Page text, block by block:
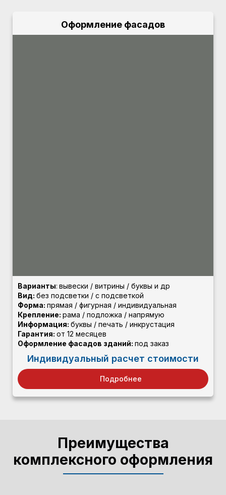
Оформление фасадов
Варианты: вывески / витрины / буквы и др
Вид: без подсветки / с подсветкой
Форма: прямая / фигурная / индивидуальная
Крепление: рама / подложка / напрямую
Информация: буквы / печать / инкрустация
Гарантия: от 12 месяцев
Оформление фасадов зданий: под заказ
Индивидуальный расчет стоимости
Подробнее
Преимущества
комплексного оформления